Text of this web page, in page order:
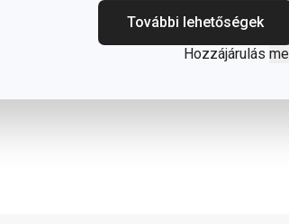
További lehetőségek
Hozzájárulás